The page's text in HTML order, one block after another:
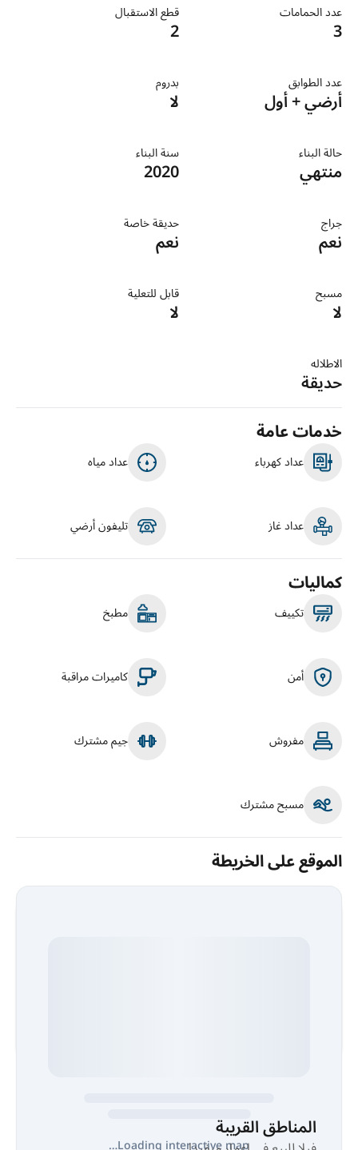
عدد الحمامات
3
قطع الاستقبال
2
عدد الطوابق
أرضي + أول
بدروم
لا
حالة البناء
منتهي
سنة البناء
2020
جراج
نعم
حديقة خاصة
نعم
مسبح
لا
قابل للتعلية
لا
الاطلاله
حديقة
خدمات عامة
عداد كهرباء عداد مياه
عداد غاز تليفون أرضي
كماليات
تكييف مطبخ
أمن كاميرات مراقبة
مفروش جيم مشترك
مسبح مشترك
الموقع على الخريطة
المناطق القريبة